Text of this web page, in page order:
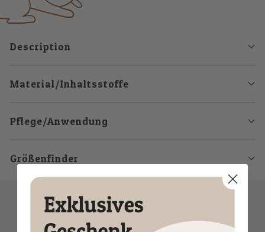
Description
Material/Inhaltsstoffe
Pflege/Anwendung
Größenfinder